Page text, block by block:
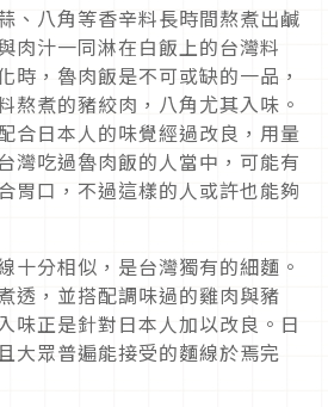
、八角等香辛料長時間熬煮出鹹
肉汁一同淋在白飯上的台灣料
時，魯肉飯是不可或缺的一品，
熬煮的豬絞肉，八角尤其入味。
合日本人的味覺經過改良，用量
灣吃過魯肉飯的人當中，可能有
胃口，不過這樣的人或許也能夠
十分相似，是台灣獨有的細麵。
透，並搭配調味過的雞肉與豬
味正是針對日本人加以改良。日
大眾普遍能接受的麵線於焉完